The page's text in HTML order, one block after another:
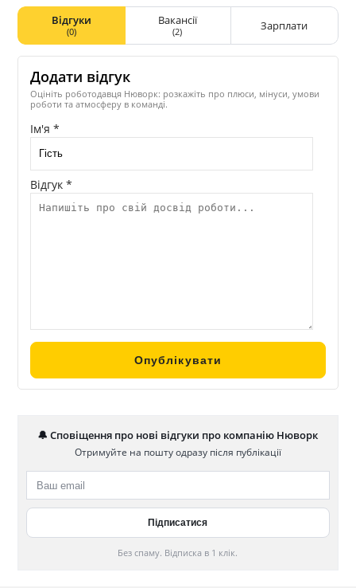
Усі вхідні відгуки потрапляють в одне вікно
Усі залучені рекламні канали можливо оцінити по їх
ефективності
Скорочуйте строки та збільшуйте якість масового
рекрутменту, використовуючи NUWORK! (автоматизація
масового рекрутингу)
Відгуки
(0)
Вакансії
(2) Зарплати
Додати відгук
Оцініть роботодавця Нюворк: розкажіть про плюси, мінуси, умови
роботи та атмосферу в команді.
Ім'я *
Відгук *
🔔 Сповіщення про нові відгуки про компанію Нюворк
Отримуйте на пошту одразу після публікації
Без спаму. Відписка в 1 клік.